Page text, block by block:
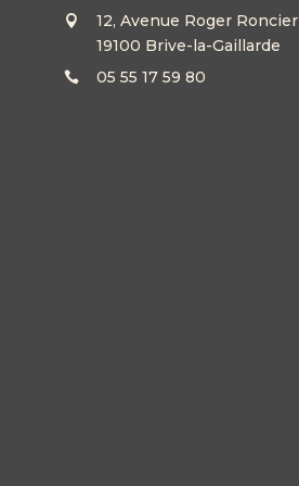
12, Avenue Roger Roncier
19100 Brive-la-Gaillarde
05 55 17 59 80